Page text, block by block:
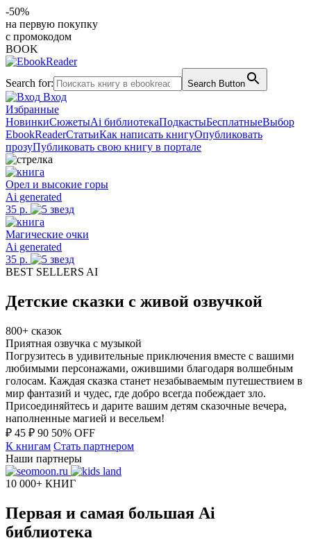
-50%
на первую покупку
с промокодом
BOOK
Search for: Search Button
Вход
Избранные
НовинкиСюжетыAi библиотекаПодкастыБесплатныеВыбор
EbookReaderСтатьиКак написать книгуОпубликовать
прозуПубликовать свою книгу в портале
Oрел и высокие горы
Ai generated
35 р.
Магические очки
Ai generated
35 р.
BEST SELLERS AI
Детские сказки с живой озвучкой
800+ сказок
Приятная озвучка с музыкой
Погрузитесь в удивительные приключения вместе с вашими
любимыми персонажами, ожившими благодаря волшебным
голосам. Каждая сказка станет незабываемым путешествием в
мир фантазий и чудес, где добро всегда побеждает зло.
Присоединяйтесь и дарите вашим детям сказочные вечера,
наполненные магией и весельем!
₽ 45 ₽ 90 50% OFF
К книгам Стать партнером
Наши партнеры
10 000+ КНИГ
Первая и самая большая Ai
библиотека